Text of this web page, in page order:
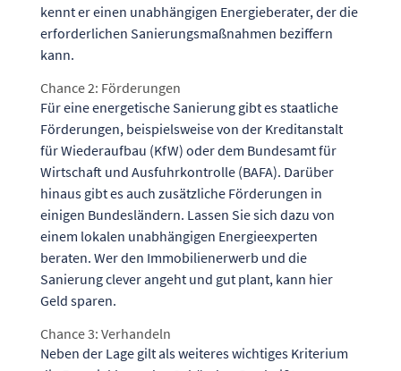
kennt er einen unabhängigen Energieberater, der die
erforderlichen Sanierungsmaßnahmen beziffern
kann.
Chance 2: Förderungen
Für eine energetische Sanierung gibt es staatliche
Förderungen, beispielsweise von der Kreditanstalt
für Wiederaufbau (KfW) oderdem Bundesamt für
Wirtschaft und Ausfuhrkontrolle (BAFA). Darüber
hinaus gibt es auch zusätzliche Förderungen in
einigen Bundesländern. Lassen Sie sich dazu von
einem lokalen unabhängigen Energieexperten
beraten. Wer den Immobilienerwerb und die
Sanierung clever angeht und gut plant, kann hier
Geld sparen.
Chance 3: Verhandeln
Neben der Lage gilt als weiteres wichtiges Kriterium